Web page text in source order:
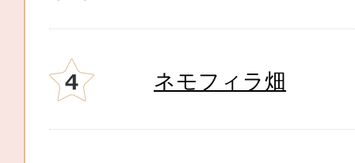
ネモフィラ畑